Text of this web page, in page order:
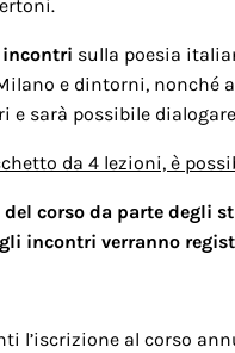
sulla poesia
e dintorni, nonché
e sarà possibile
da 4 lezioni, è
del corso da parte degli
incontri verranno
l’iscrizione al corso